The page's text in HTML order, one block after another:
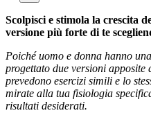
Scolpisci e stimola la crescita
versione più forte di te
Poiché uomo e donna hanno
progettato due versioni
prevedono esercizi simili e lo
mirate alla tua fisiologia
risultati desiderati.